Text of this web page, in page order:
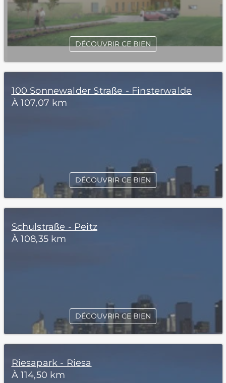
DÉCOUVRIR CE BIEN
100 Sonnewalder Straße - Finsterwalde
À 107,07 km
DÉCOUVRIR CE BIEN
Schulstraße - Peitz
À 108,35 km
DÉCOUVRIR CE BIEN
Riesapark - Riesa
À 114,50 km